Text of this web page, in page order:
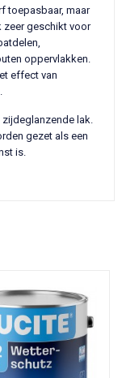
toepasbaar, maar
zeer geschikt voor
oppervlakken.
effect van
lak.
gezet als een
is.